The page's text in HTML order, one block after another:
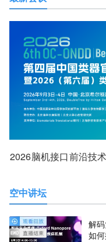
2026脑机接口前沿技
空中讲坛
解
如